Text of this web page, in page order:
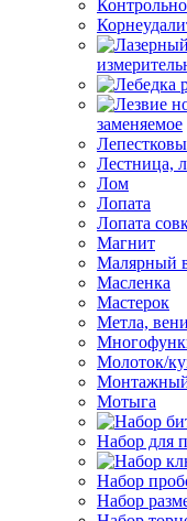
заменяемое
Лестница,
Лом
Лопата
Лопата
Магнит
Малярный
Масленка
Мастерок
Метла,
Молоток/
Мотыга
Набор для
Набор
Набор